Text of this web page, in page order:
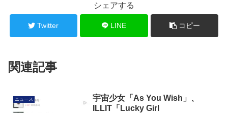
シェアする
Twitter LINE コピー
関連記事
ニュース
宇宙少女「As You Wish」、
ILLIT「Lucky Girl